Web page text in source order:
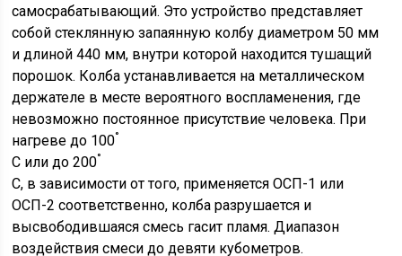
самосрабатывающий. Это устройство представляет
собой стеклянную запаянную колбу диаметром 50 мм
и длиной 440 мм, внутри которой находится тушащий
порошок. Колба устанавливается на металлическом
держателе в месте вероятного воспламенения, где
невозможно постоянное присутствие человека. При
нагреве до 100°
С или до 200°
С, в зависимости от того, применяется ОСП-1 или
ОСП-2 соответственно, колба разрушается и
высвободившаяся смесь гасит пламя. Диапазон
воздействия смеси до девяти кубометров.